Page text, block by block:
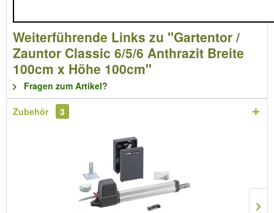
Weiterführende Links zu "Gartentor /
Zauntor Classic 6/5/6 Anthrazit Breite
100cm x Höhe 100cm"
Fragen zum Artikel?
Zubehör 3